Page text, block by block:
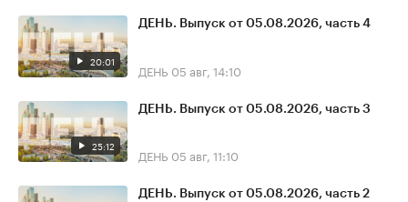
20:01
ДЕНЬ. Выпуск от 05.08.2026, часть 4
ДЕНЬ 05 авг, 14:10
25:12
ДЕНЬ. Выпуск от 05.08.2026, часть 3
ДЕНЬ 05 авг, 11:10
ДЕНЬ. Выпуск от 05.08.2026, часть 2